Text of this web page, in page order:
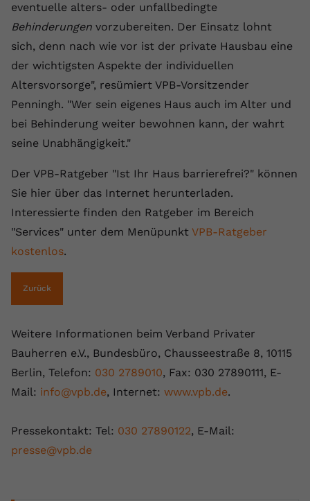
eventuelle alters- oder unfallbedingte
Behinderungen vorzubereiten. Der Einsatz lohnt
sich, denn nach wie vor ist der private Hausbau eine
der wichtigsten Aspekte der individuellen
Altersvorsorge", resümiert VPB-Vorsitzender
Penningh. "Wer sein eigenes Haus auch im Alter und
bei Behinderung weiter bewohnen kann, der wahrt
seine Unabhängigkeit."
Der VPB-Ratgeber "Ist Ihr Haus barrierefrei?" können
Sie hier über das Internet herunterladen.
Interessierte finden den Ratgeber im Bereich
"Services" unter dem Menüpunkt VPB-Ratgeber
kostenlos.
Zurück
Weitere Informationen beim Verband Privater
Bauherren e.V., Bundesbüro, Chausseestraße 8, 10115
Berlin, Telefon: 030 2789010, Fax: 030 27890111, E-
Mail: info@vpb.de, Internet: www.vpb.de.
Pressekontakt: Tel: 030 27890122, E-Mail:
presse@vpb.de
Zweck
registriert eine eindeutige ID, um
Daten darüber zu speichern, welche
Name yt.innertube::nextId
Anbieter Youtube.com
Zweck
Dieser von YouTube gesetzte Cookie
Daten darüber zu speichern, welche
Videos von YouTube der Nutzer
Name
Laufzeit Session
Videopräferenzen des Nutzers zu
Videos verwendet.